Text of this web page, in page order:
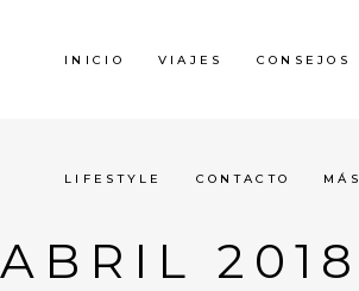
INICIO VIAJES CONSEJOS
LIFESTYLE CONTACTO MÁS
ABRIL 2018